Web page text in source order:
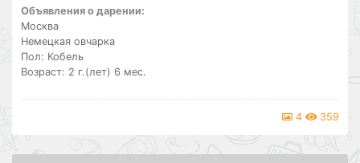
Объявления о дарении:
Москва
Немецкая овчарка
Пол: Кобель
Возраст: 2 г.(лет) 6 мес.
4 359